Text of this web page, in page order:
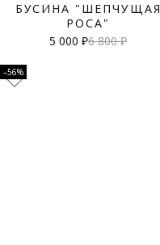
БУСИНА "ШЕПЧУЩАЯ
РОСА"
5 000 ₽6 800 ₽
–56%